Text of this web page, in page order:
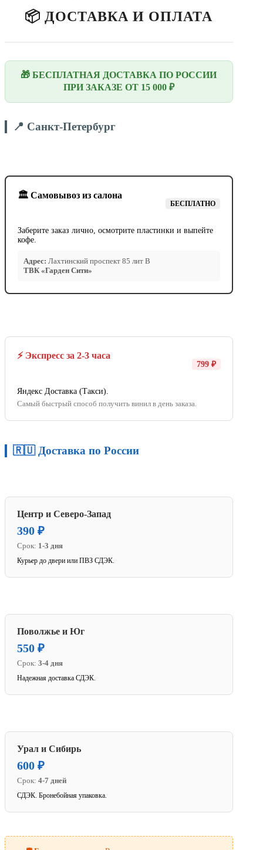
📦 ДОСТАВКА И ОПЛАТА
🎁 БЕСПЛАТНАЯ ДОСТАВКА ПО РОССИИ
ПРИ ЗАКАЗЕ ОТ 15 000 ₽
📍 Санкт-Петербург
🏛️ Самовывоз из салона
БЕСПЛАТНО
Заберите заказ лично, осмотрите пластинки и выпейте
кофе.
Адрес: Лахтинский проспект 85 лит В
ТВК «Гарден Сити»
⚡ Экспресс за 2-3 часа
799 ₽
Яндекс Доставка (Такси).
Самый быстрый способ получить винил в день заказа.
🇷🇺 Доставка по России
Центр и Северо-Запад
390 ₽
Срок: 1-3 дня
Курьер до двери или ПВЗ СДЭК.
Поволжье и Юг
550 ₽
Срок: 3-4 дня
Надежная доставка СДЭК.
Урал и Сибирь
600 ₽
Срок: 4-7 дней
СДЭК. Бронебойная упаковка.